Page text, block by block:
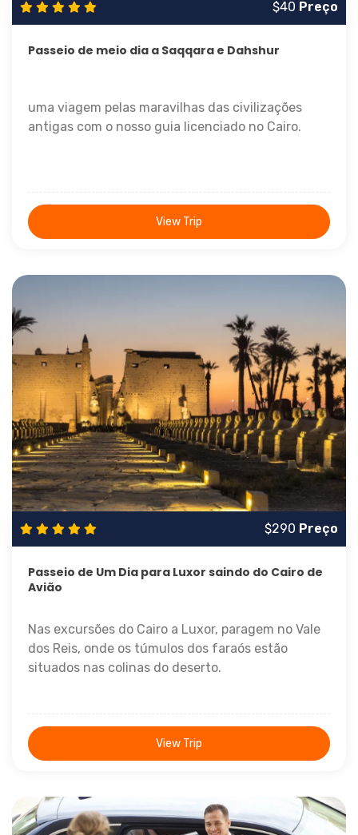
$40 Preço
Passeio de meio dia a Saqqara e Dahshur
uma viagem pelas maravilhas das civilizações
antigas com o nosso guia licenciado no Cairo.
View Trip
$290 Preço
Passeio de Um Dia para Luxor saindo do Cairo de
Avião
Nas excursões do Cairo a Luxor, paragem no Vale
dos Reis, onde os túmulos dos faraós estão
situados nas colinas do deserto.
View Trip